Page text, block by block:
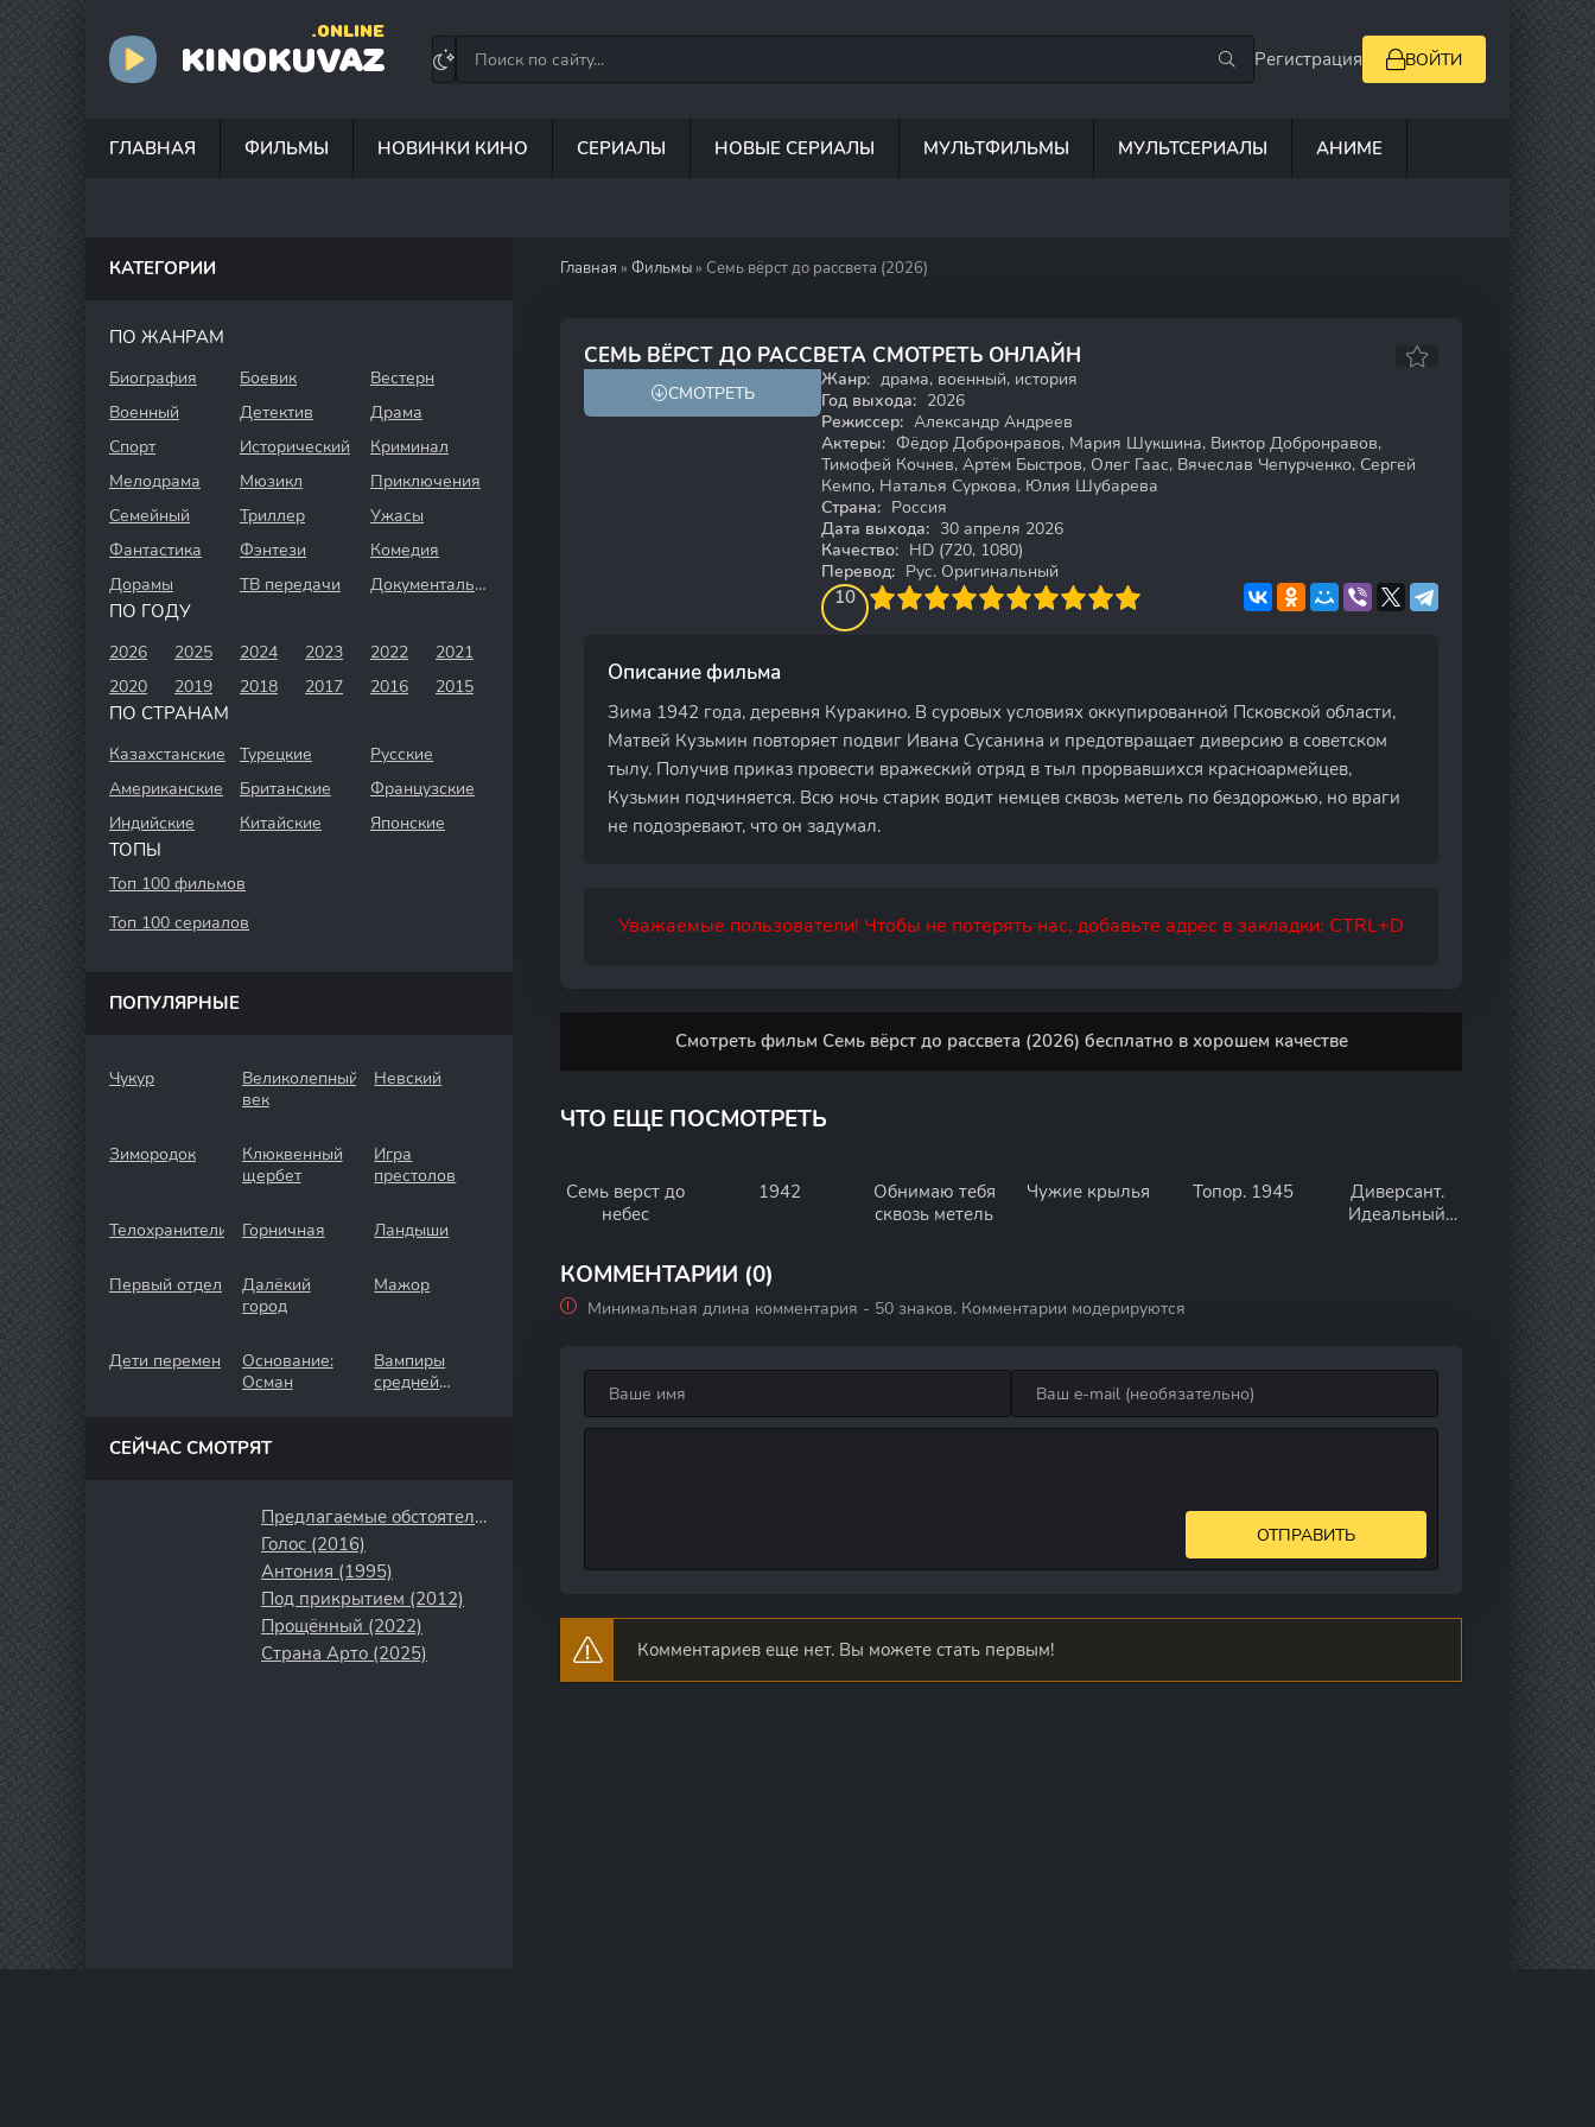
KINOKUVAZ
.ONLINE
Регистрация ВОЙТИ
ГЛАВНАЯ ФИЛЬМЫ НОВИНКИ КИНО СЕРИАЛЫ НОВЫЕ СЕРИАЛЫ МУЛЬТФИЛЬМЫ МУЛЬТСЕРИАЛЫ АНИМЕ
Главная » Фильмы » Семь вёрст до рассвета (2026)
СЕМЬ ВЁРСТ ДО РАССВЕТА СМОТРЕТЬ ОНЛАЙН
7.9
СМОТРЕТЬ
Жанр: драма, военный, история
Год выхода: 2026
Режиссер: Александр Андреев
Актеры: Фёдор Добронравов, Мария Шукшина, Виктор Добронравов,
Тимофей Кочнев, Артём Быстров, Олег Гаас, Вячеслав Чепурченко, Сергей
Кемпо, Наталья Суркова, Юлия Шубарева
Страна: Россия
Дата выхода: 30 апреля 2026
Качество: HD (720, 1080)
Перевод: Рус. Оригинальный
10
4 5 6 7 8 9 10
Описание фильма
Зима 1942 года, деревня Куракино. В суровых условиях оккупированной Псковской области,
Матвей Кузьмин повторяет подвиг Ивана Сусанина и предотвращает диверсию в советском
тылу. Получив приказ провести вражеский отряд в тыл прорвавшихся красноармейцев,
Кузьмин подчиняется. Всю ночь старик водит немцев сквозь метель по бездорожью, но враги
не подозревают, что он задумал.
Уважаемые пользователи! Чтобы не потерять нас, добавьте адрес в закладки: CTRL+D
Смотреть фильм Семь вёрст до рассвета (2026) бесплатно в хорошем качестве
ЧТО ЕЩЕ ПОСМОТРЕТЬ
Семь верст до
небес
1942
Обнимаю тебя
сквозь метель
Чужие крылья Топор. 1945
Диверсант.
Идеальный
КОММЕНТАРИИ (0)
Минимальная длина комментария - 50 знаков. Комментарии модерируются
ОТПРАВИТЬ
Комментариев еще нет. Вы можете стать первым!
КАТЕГОРИИ
ПО ЖАНРАМ
Биография Боевик
Вестерн
Военный
Детектив
Драма
Спорт
Исторический
Криминал
Мелодрама
Мюзикл
Приключения
Семейный
Триллер
Ужасы
Фантастика
Фэнтези
Комедия
Дорамы
ТВ передачи Документальный
ПО ГОДУ
2026 2025 2024 2023 2022
2021
2020
2019 2018 2017 2016 2015
ПО СТРАНАМ
Казахстанские Турецкие
Русские
Американские
Британские
Французские
Индийские
Китайские Японские
ТОПЫ
Топ 100 фильмов
Топ 100 сериалов
ПОПУЛЯРНЫЕ
Чукур
Великолепный
век
Невский
Зимородок
Клюквенный
щербет
Игра
престолов
Телохранители Горничная Ландыши
Первый отдел
Далёкий
город
Мажор
Дети перемен
Основание:
Осман
Вампиры
средней
СЕЙЧАС СМОТРЯТ
Предлагаемые обстоятельства (2009)
Голос (2016)
Антония (1995)
Под прикрытием (2012)
Прощённый (2022)
Страна Арто (2025)